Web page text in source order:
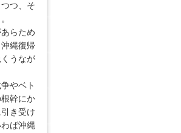
つ、そ
らため
縄復帰
うなが
やベト
幹にか
き受け
ば沖縄